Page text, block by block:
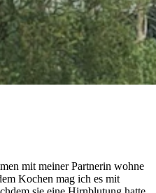
mit meiner Partnerin wohne
Kochen mag ich es mit